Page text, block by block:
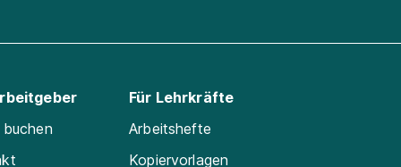
Für Lehrkräfte
Arbeitshefte
Kopiervorlagen